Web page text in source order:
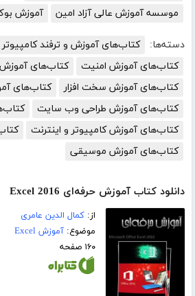
موسسه آموزش عالی آزاد امین
آموزش
دسته‌ها:
کتاب‌های آموزش و ترفند کامپیوتر
کتاب‌های آموزش امنیت
کتاب‌های آموزش
کتاب‌های آموزش سخت افزار
کتاب‌های
کتاب‌های آموزش طراحی وب سایت
کتاب‌های آموزش کامپیوتر و اینترنت
کتاب‌های آموزش موسیقی
دانلود کتاب آموزش حرفه‌ای Excel 2016
از:کمال الدین عامری
موضوع:آموزش Excel
۱۶۰ صفحه